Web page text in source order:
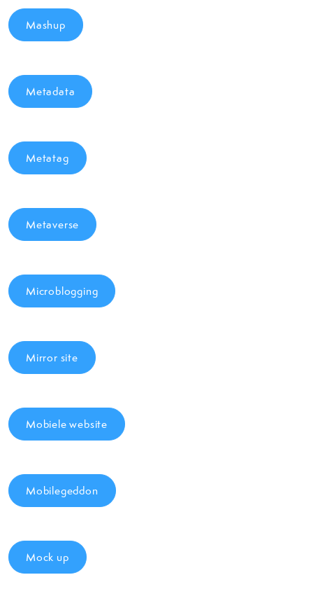
Mashup
Metadata
Metatag
Metaverse
Microblogging
Mirror site
Mobiele website
Mobilegeddon
Mock up